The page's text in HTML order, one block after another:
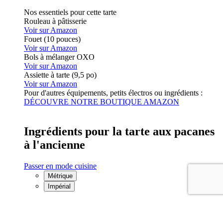
Nos essentiels pour cette tarte
Rouleau à pâtisserie
Voir sur Amazon
Fouet (10 pouces)
Voir sur Amazon
Bols à mélanger OXO
Voir sur Amazon
Assiette à tarte (9,5 po)
Voir sur Amazon
Pour d'autres équipements, petits électros ou ingrédients :
DÉCOUVRE NOTRE BOUTIQUE AMAZON
Ingrédients pour la tarte aux pacanes
à l'ancienne
Passer en mode cuisine
Métrique
Impérial